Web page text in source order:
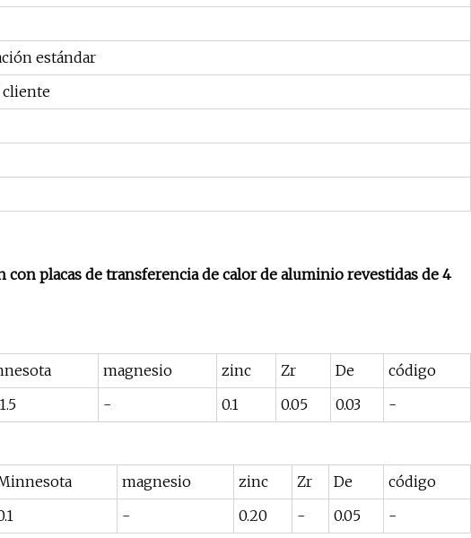
estándar
con placas de transferencia de calor de aluminio revestidas de 4
magnesio zinc Zr De
código
- 0.1 0.05 0.03 -
magnesio zinc Zr De
código
- 0.20 - 0.05 -